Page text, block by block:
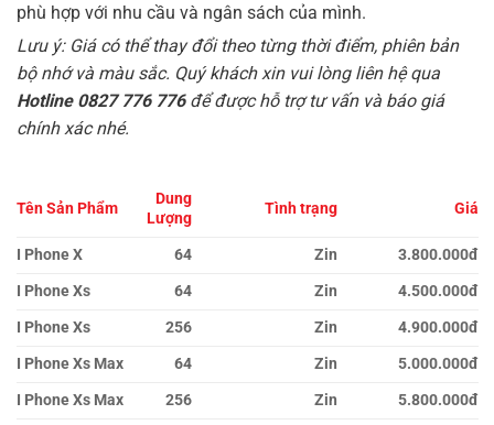
phù hợp với nhu cầu và ngân sách của mình.
Lưu ý: Giá có thể thay đổi theo từng thời điểm, phiên bản
bộ nhớ và màu sắc. Quý khách xin vui lòng liên hệ qua
Hotline 0827 776 776 để được hỗ trợ tư vấn và báo giá
chính xác nhé.
Tên Sản Phẩm
Dung
Lượng
Tình trạng Giá
I Phone X 64 Zin
3.800.000đ
I Phone Xs
64 Zin
4.500.000đ
I Phone Xs
256 Zin
4.900.000đ
I Phone Xs Max
64 Zin
5.000.000đ
I Phone Xs Max
256 Zin
5.800.000đ